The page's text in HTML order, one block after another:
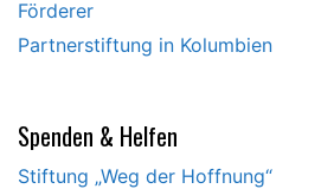
Förderer
Partnerstiftung in Kolumbien
Spenden & Helfen
Stiftung „Weg der Hoffnung“